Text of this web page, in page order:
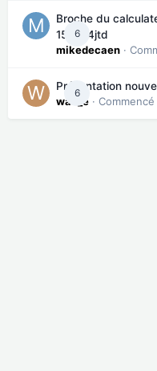
6
Broche du
159 2.4jtd
mikedecaen ·
6
Présentation
wall_e · Commencé